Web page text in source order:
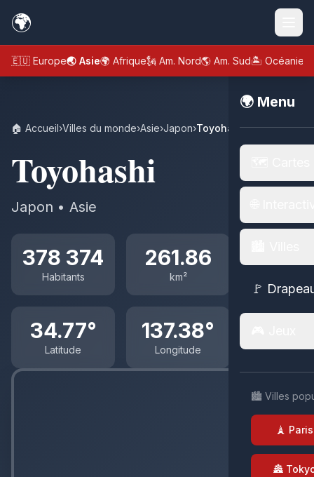
🌍
🇪🇺 Europe🌏 Asie🌍 Afrique🗽 Am. Nord🌎 Am. Sud🏝️ Océanie
🌍 Menu
🚩
🏙️ Villes
🗼 Paris
🏯
🏠 Accueil›Villes du monde›Asie›Japon›Toyohashi
Toyohashi
Japon • Asie
378 374
Habitants
261.86
km²
34.77°
Latitude
137.38°
Longitude